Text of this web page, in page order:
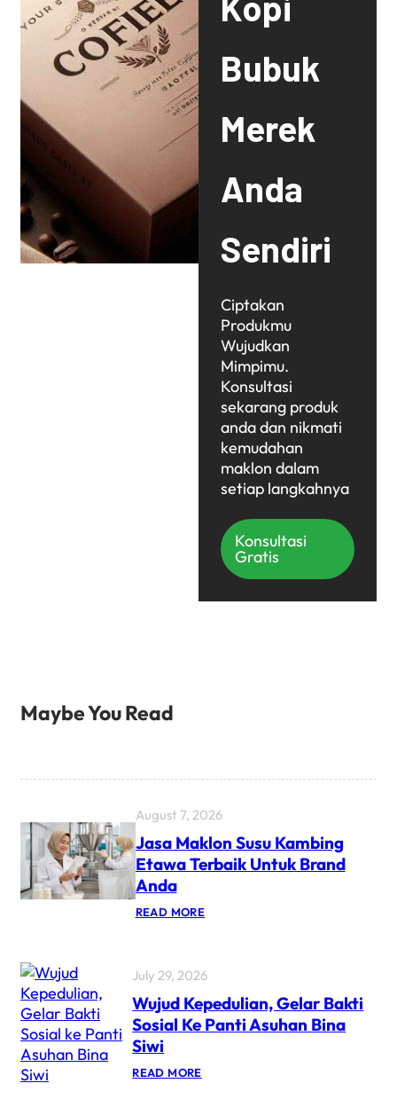
Bubuk
Merek
Anda
Sendiri
Ciptakan
Produkmu
Wujudkan
Mimpimu.
Konsultasi
sekarang produk
anda dan nikmati
kemudahan
maklon dalam
setiap langkahnya
Konsultasi
Gratis
Maybe You Read
August 7, 2026
Jasa Maklon Susu Kambing
Etawa Terbaik Untuk Brand
Anda
READ MORE
July 29, 2026
Wujud Kepedulian, Gelar Bakti
Sosial Ke Panti Asuhan Bina
Siwi
READ MORE